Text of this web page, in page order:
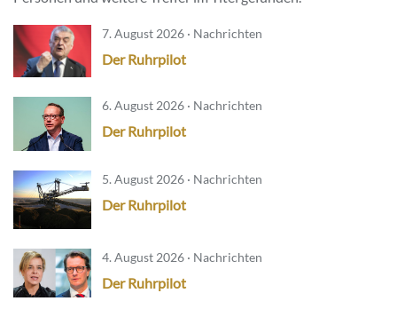
7. August 2026 · Nachrichten
Der Ruhrpilot
6. August 2026 · Nachrichten
Der Ruhrpilot
5. August 2026 · Nachrichten
Der Ruhrpilot
4. August 2026 · Nachrichten
Der Ruhrpilot